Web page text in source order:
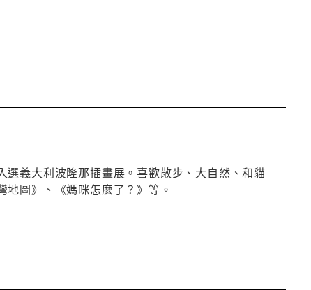
義大利波隆那插畫展。喜歡散步、大自然、和貓
圖》、《媽咪怎麼了？》等。